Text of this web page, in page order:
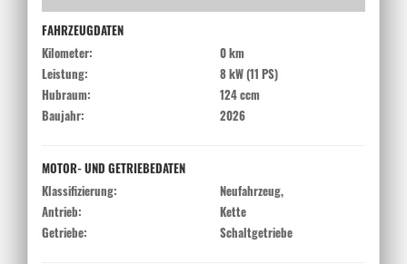
FAHRZEUGDATEN
Kilometer:
0 km
Leistung:
8 kW (11 PS)
Hubraum:
124 ccm
Baujahr:
2026
MOTOR- UND GETRIEBEDATEN
Klassifizierung:
Neufahrzeug,
Antrieb:
Kette
Getriebe:
Schaltgetriebe